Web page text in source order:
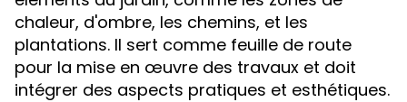
chaleur, d'ombre, les chemins, et les
plantations. Il sert comme feuille de route
pour la mise en œuvre des travaux et doit
intégrer des aspects pratiques et esthétiques.